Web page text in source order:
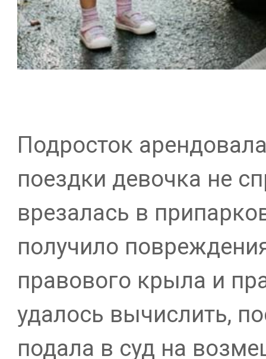
Подросток
поездки девочка не
врезалась в
получило
правового крыла и
удалось вычислить,
подала в суд на